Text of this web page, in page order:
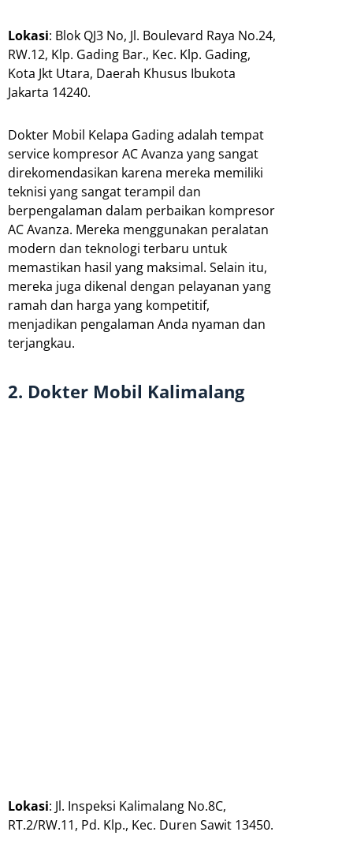
Lokasi: Blok QJ3 No, Jl. Boulevard Raya No.24,
RW.12, Klp. Gading Bar., Kec. Klp. Gading,
Kota Jkt Utara, Daerah Khusus Ibukota
Jakarta 14240.
Dokter Mobil Kelapa Gading adalah tempat
service kompresor AC Avanza yang sangat
direkomendasikan karena mereka memiliki
teknisi yang sangat terampil dan
berpengalaman dalam perbaikan kompresor
AC Avanza. Mereka menggunakan peralatan
modern dan teknologi terbaru untuk
memastikan hasil yang maksimal. Selain itu,
mereka juga dikenal dengan pelayanan yang
ramah dan harga yang kompetitif,
menjadikan pengalaman Anda nyaman dan
terjangkau.
2. Dokter Mobil Kalimalang
Lokasi: Jl. Inspeksi Kalimalang No.8C,
RT.2/RW.11, Pd. Klp., Kec. Duren Sawit 13450.